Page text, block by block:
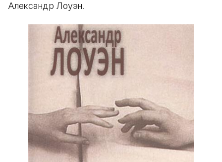
Александр Лоуэн.